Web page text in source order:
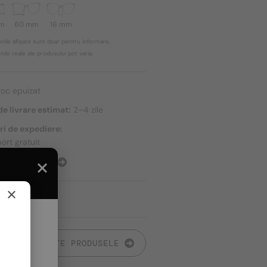
60 mm 16 mm
afișate sunt doar pentru informare,
reale ale produsului pot varia.
epuizat
livrare estimat: 2–4 zile
de expediere:
gratuit
EXPEDIERE
TOATE PRODUSELE
×